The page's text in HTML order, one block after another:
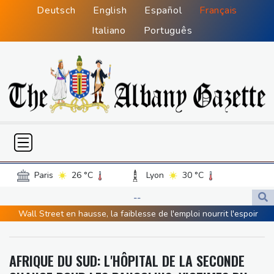
Deutsch English Español
Français
Italiano
Português
Paris 26 °C Lyon
30 °C
Bordeaux
34 °C Luxembourg
24 °C
Burkina Faso
35 °C Guinea
30 °C
--
Wall Street en hausse, la faiblesse de l'emploi nourrit l'espoir
à l'ouest d'Athènes
AFRIQUE DU SUD: L'HÔPITAL DE LA SECONDE